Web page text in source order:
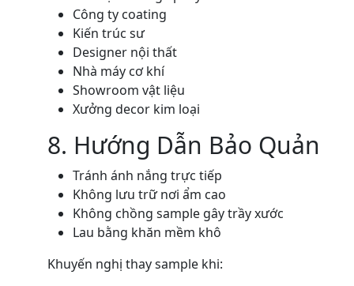
Công ty coating
Kiến trúc sư
Designer nội thất
Nhà máy cơ khí
Showroom vật liệu
Xưởng decor kim loại
8. Hướng Dẫn Bảo Quản
Tránh ánh nắng trực tiếp
Không lưu trữ nơi ẩm cao
Không chồng sample gây trầy xước
Lau bằng khăn mềm khô
Khuyến nghị thay sample khi: